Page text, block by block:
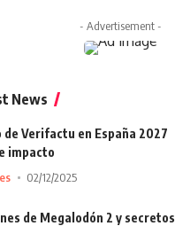
- Advertisement -
News
de Verifactu en España 2027
impacto
02/12/2025
de Megalodón 2 y secretos